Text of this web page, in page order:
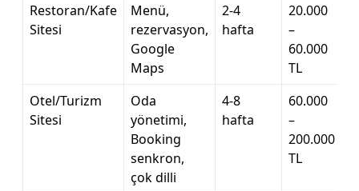
Restoran/Kafe
Sitesi
Menü,
rezervasyon,
Google
Maps
2-4
hafta
20.000
–
60.000
TL
Otel/Turizm
Sitesi
Oda
yönetimi,
Booking
senkron,
çok dilli
4-8
hafta
60.000
–
200.000
TL